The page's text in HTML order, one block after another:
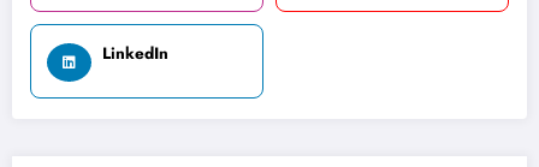
LinkedIn